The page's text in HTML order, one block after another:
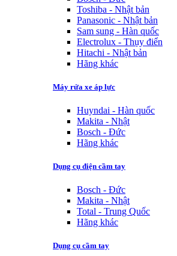
Toshiba - Nhật bản
Panasonic - Nhật bản
Sam sung - Hàn quốc
Electrolux - Thụy điển
Hitachi - Nhật bản
Hãng khác
Máy rửa xe áp lực
Huyndai - Hàn quốc
Makita - Nhật
Bosch - Đức
Hãng khác
Dụng cụ điện cầm tay
Bosch - Đức
Makita - Nhật
Total - Trung Quốc
Hãng khác
Dụng cụ cầm tay